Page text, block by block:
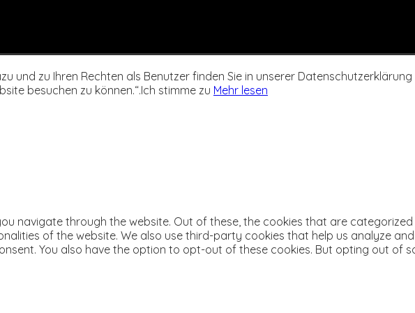
und zu Ihren Rechten als Benutzer finden Sie in unserer Datenschutzerklärung
besuchen zu können.“.Ich stimme zu Mehr lesen
navigate through the website. Out of these, the cookies that are
of the website. We also use third-party cookies that help us analyze
You also have the option to opt-out of these cookies. But opting out of